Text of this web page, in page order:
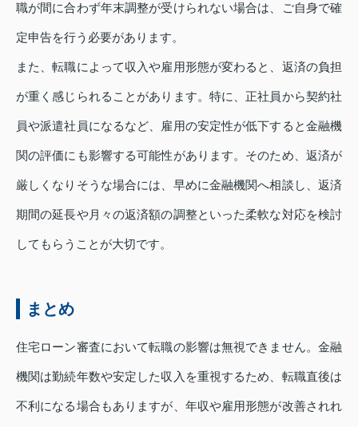
職が間に合わず年末調整が受けられない場合は、ご自身で確
定申告を行う必要があります。
また、転職によって収入や雇用形態が変わると、返済の負担
が重く感じられることがあります。特に、正社員から契約社
員や派遣社員になるなど、雇用の安定性が低下すると金融機
関の評価にも影響する可能性があります。そのため、返済が
厳しくなりそうな場合には、早めに金融機関へ相談し、返済
期間の延長や月々の返済額の調整といった柔軟な対応を検討
してもらうことが大切です。
まとめ
住宅ローン審査において転職の影響は無視できません。金融
機関は勤続年数や安定した収入を重視するため、転職直後は
不利になる場合もありますが、年収や雇用形態が改善されれ